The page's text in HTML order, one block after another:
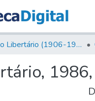
Canto Libertário (1906-1995)